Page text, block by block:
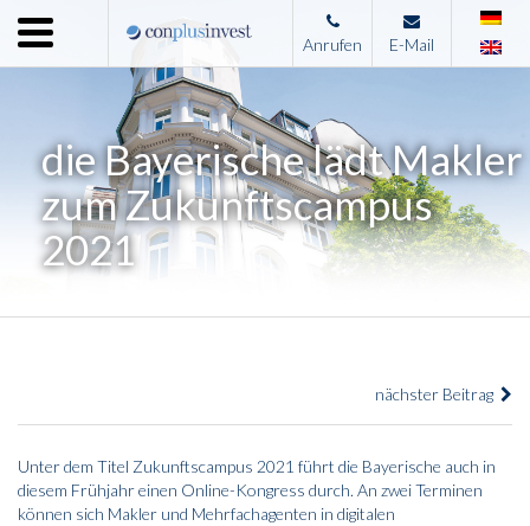
Menu
Home
Unternehmen
Leistungen
Immobilienangebote
News
Anrufen E-Mail
die Bayerische lädt Makler
zum Zukunftscampus
2021
nächster Beitrag
Unter dem Titel Zukunftscampus 2021 führt die Bayerische auch in
diesem Frühjahr einen Online-Kongress durch. An zwei Terminen
können sich Makler und Mehrfachagenten in digitalen